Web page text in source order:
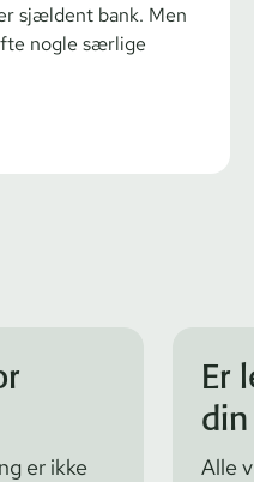
sjældent bank. Men
nogle særlige
er ikke
Er
Alle